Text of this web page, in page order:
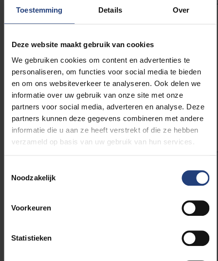
Toestemming Details Over
Deze website maakt gebruik van cookies
We gebruiken cookies om content en advertenties te
personaliseren, om functies voor social media te bieden
en om ons websiteverkeer te analyseren. Ook delen we
informatie over uw gebruik van onze site met onze
partners voor social media, adverteren en analyse. Deze
partners kunnen deze gegevens combineren met andere
informatie die u aan ze heeft verstrekt of die ze hebben
verzameld op basis van uw gebruik van hun services.
Noodzakelijk
Voorkeuren
Statistieken
Perspectief voor de behandeling van patiënten
met hiv
Hoewel het onderzoek tot nu toe in muizen werd
uitgevoerd, zijn de onderzoekers optimistisch over
potentiële menselijke toepassing.
“We hebben al jaren ervaring met
klinische tests op dit gebied, en dit
voor hiv-patiënten wereldwijd,”
steun hopen we snel de stap naar